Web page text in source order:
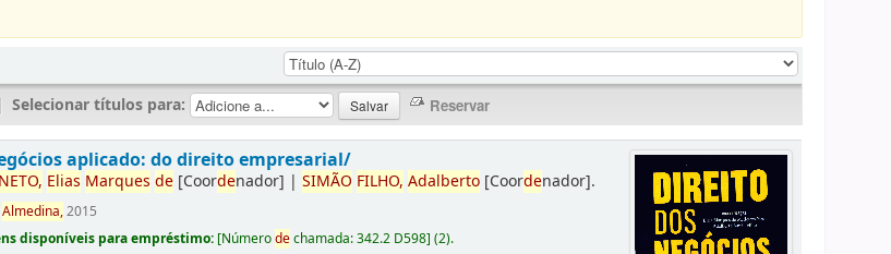
| Selecionar títulos para:
aplicado: do direito empresarial/
NETO, Elias Marques de [Coordenador] |SIMÃO FILHO, Adalberto [Coordenador].
Almedina,2015
disponíveis para empréstimo: [Númerodechamada:342.2 D598](2).